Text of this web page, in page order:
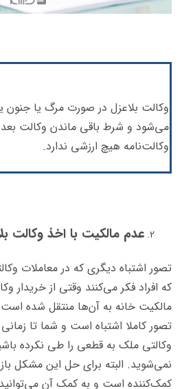
وکالت بلاعزل در صورت مرگ یا جنون
می‌شود و شرط باقی ماندن وکالت
وکالت‌نامه هیچ ارزشی ندارد.
عدم مالکیت با اخذ وکالت
تصور اشتباه دیگری که در معاملات
که افراد فکر می‌کنند وقتی از خریدار
مالکیت خانه به آن‌ها منتقل شده
تصور کاملا اشتباه است و شما تا
وکالتی ملک به قطعی را طی نکرده
نمی‌شوید. البته برای حل این مشکل
کمک‌کننده است و به کمک آن می‌توانید